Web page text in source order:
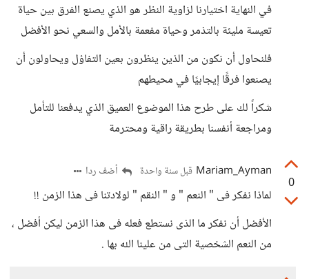
في النهاية اختيارنا لزاوية النظر هو الذي يصنع الفرق بين حياة
تعيسة مليئة بالتذمر وحياة مفعمة بالأمل والسعي نحو الأفضل
فلنحاول أن نكون من الذين ينظرون بعين التفاؤل ويحاولون أن
يصنعوا فرقًا إيجابيًا في محيطهم
شكراً لك على طرح هذا الموضوع العميق الذي يدفعنا للتأمل
ومراجعة أنفسنا بطريقة راقية ومحترمة
0
Mariam_Ayman قبل سنة واحدة أضف ردا
لماذا نفكر فى " النعم " و " النقم " لولادتنا فى هذا الزمن !!
الأفضل أن نفكر ما الذى نستطع فعله فى هذا الزمن ليكن أفضل ،
من النعم الشخصية التى من علينا الله بها .